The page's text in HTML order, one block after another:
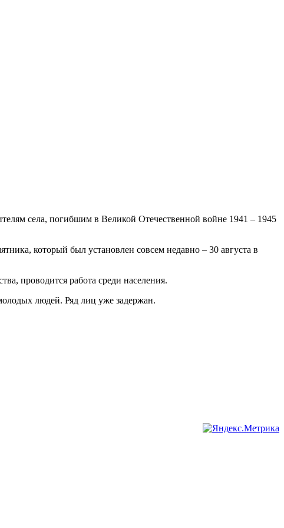
села, погибшим в Великой Отечественной войне 1941 – 1945
который был установлен совсем недавно – 30 августа в
проводится работа среди населения.
людей. Ряд лиц уже задержан.